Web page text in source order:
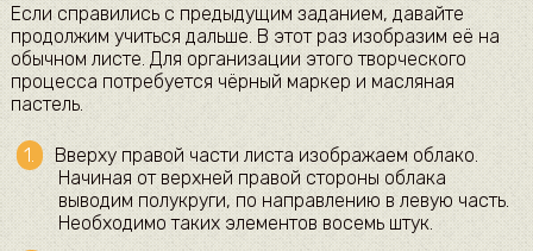
Если справились с предыдущим заданием, давайте
продолжим учиться дальше. В этот раз изобразим её на
обычном листе. Для организации этого творческого
процесса потребуется чёрный маркер и масляная
пастель.
Вверху правой части листа изображаем облако.
Начиная от верхней правой стороны облака
выводим полукруги, по направлению в левую часть.
Необходимо таких элементов восемь штук.